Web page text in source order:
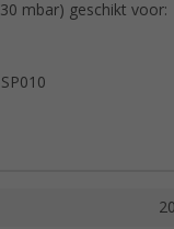
mbar) geschikt voor: